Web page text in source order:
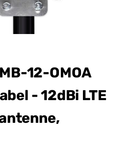
12-OMOA
- 12dBi LTE